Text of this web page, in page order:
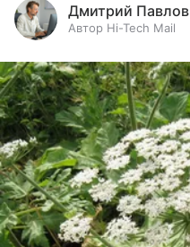
Дмитрий Павлов
Автор Hi-Tech Mail